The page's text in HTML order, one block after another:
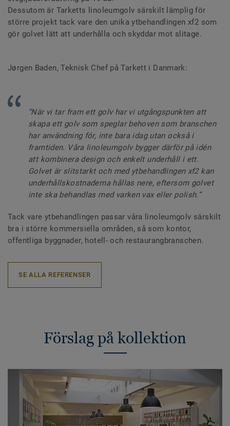
Dessutom är Tarketts linoleumgolv särskilt lämplig för
större projekt tack vare den unika ytbehandlingen xf2 som
gör golvet lätt att underhålla och skyddar mot slitage.
Jørgen Baden, Teknisk Chef på Tarkett i Danmark:
”När vi tar fram ett golv har vi utgångspunkten att
skapa ett golv som speglar behoven som branschen
har användning för, inte bara idag utan också i
framtiden. Våra linoleumgolv bygger därför på idén
att kombinera design och enkelt underhåll i ett.
Golvet är slitstarkt och med ytbehandlingen xf2 kan
underhållskostnaderna hållas nere, eftersom golvet
inte ska behandlas med varken vax eller polish.”
Tack vare ytbehandlingen passar våra linoleumgolv särskilt
bra i större kommersiella områden, så som kontor,
offentliga byggnader, hotell- och restaurangbranschen.
SE ALLA REFERENSER
Förslag på kollektion